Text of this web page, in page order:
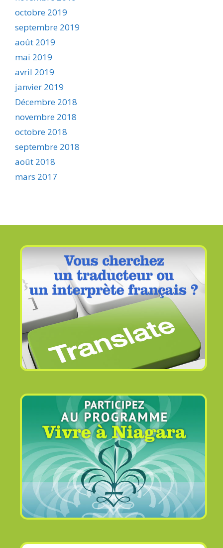
octobre 2019
septembre 2019
août 2019
mai 2019
avril 2019
janvier 2019
Décembre 2018
novembre 2018
octobre 2018
septembre 2018
août 2018
mars 2017